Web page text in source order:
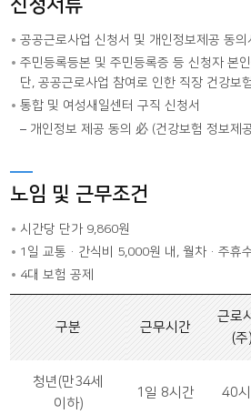
신청서류
공공근로사업 신청서 및 개인정보제공 동의
주민등록등본 및 주민등록증 등 신청자 본
단, 공공근로사업 참여로 인한 직장 건강보
통합 및 여성새일센터 구직 신청서
개인정보 제공 동의 必 (건강보험 정보제
노임 및 근무조건
시간당 단가 9,860원
1일 교통·간식비 5,000원 내, 월차·주휴
4대 보험 공제
구분 근무시간
근로
(주)
청년(만34세
이하)
1일 8시간 40